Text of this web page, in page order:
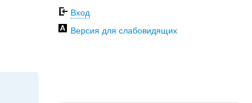
Вход
Версия для слабовидящих